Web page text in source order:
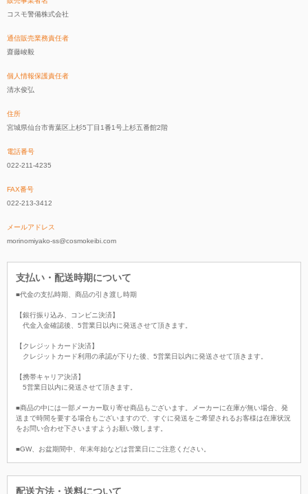
コスモ警備株式会社
通信販売業務責任者
齋藤峻毅
個人情報保護責任者
清水俊弘
住所
宮城県仙台市青葉区上杉5丁目1番1号上杉五番館2階
電話番号
022-211-4235
FAX番号
022-213-3412
メールアドレス
morinomiyako-ss@cosmokeibi.com
支払い・配送時期について
■代金の支払時期、商品の引き渡し時期
【銀行振り込み、コンビニ決済】
代金入金確認後、5営業日以内に発送させて頂きます。
【クレジットカード決済】
クレジットカード利用の承認が下りた後、5営業日以内に発送させて頂きます。
【携帯キャリア決済】
5営業日以内に発送させて頂きます。
■商品の中には一部メーカー取り寄せ商品もございます。メーカーに在庫が無い場合、発
送まで時間を要する場合もございますので、すぐに発送をご希望されるお客様は在庫状況
をお問い合わせ下さいますようお願い致します。
■GW、お盆期間中、年末年始などは営業日にご注意ください。
配送方法・送料について